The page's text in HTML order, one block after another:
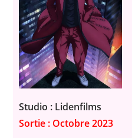
Studio : Lidenfilms
Sortie : Octobre 2023